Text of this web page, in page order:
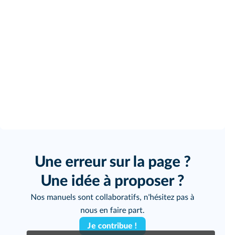
Une erreur sur la page ?
Une idée à proposer ?
Nos manuels sont collaboratifs, n'hésitez pas à
nous en faire part.
Je contribue !